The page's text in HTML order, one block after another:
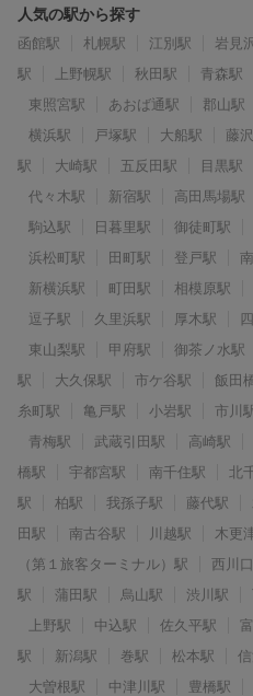
人気の駅から探す
函館駅 札幌駅 江別駅 岩見
駅
上野幌駅 秋田駅 青森駅
東照宮駅
あおば通駅 郡山駅
横浜駅
戸塚駅 大船駅 藤
駅
大崎駅 五反田駅 目黒駅
代々木駅
新宿駅 高田馬場駅
駒込駅
日暮里駅 御徒町駅
浜松町駅
田町駅 登戸駅
新横浜駅
町田駅 相模原駅
逗子駅
久里浜駅 厚木駅
東山梨駅
甲府駅 御茶ノ水駅
駅
大久保駅 市ケ谷駅 飯田
糸町駅
亀戸駅 小岩駅 市川
青梅駅
武蔵引田駅 高崎駅
橋駅
宇都宮駅 南千住駅 北
駅
柏駅 我孫子駅 藤代駅
田駅
南古谷駅 川越駅 木更
（第１旅客ターミナル）駅
西川
駅
蒲田駅 烏山駅 渋川駅
上野駅
中込駅 佐久平駅
駅
新潟駅 巻駅 松本駅
大曽根駅
中津川駅 豊橋駅